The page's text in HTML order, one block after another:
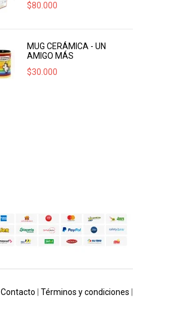
$80.000
MUG CERÁMICA - UN
AMIGO MÁS
$30.000
Contacto Términos y condiciones